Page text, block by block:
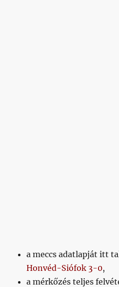
a meccs adatlapját itt
Honvéd-Siófok 3-0,
a mérkőzés teljes